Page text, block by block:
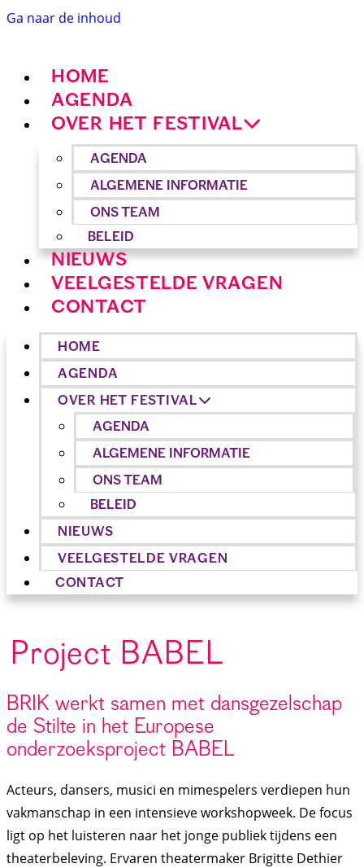
Ga naar de inhoud
HOME
AGENDA
OVER HET FESTIVAL
AGENDA
ALGEMENE INFORMATIE
ONS TEAM
BELEID
NIEUWS
VEELGESTELDE VRAGEN
CONTACT
HOME
AGENDA
OVER HET FESTIVAL
AGENDA
ALGEMENE INFORMATIE
ONS TEAM
BELEID
NIEUWS
VEELGESTELDE VRAGEN
CONTACT
Project BABEL
BRIK werkt samen met dansgezelschap
de Stilte in het Europese
onderzoeksproject BABEL
Acteurs, dansers, musici en mimespelers verdiepen hun
vakmanschap in een intensieve workshopweek. De focus
ligt op het luisteren naar het jonge publiek tijdens een
theaterbeleving. Ervaren theatermaker Brigitte Dethier